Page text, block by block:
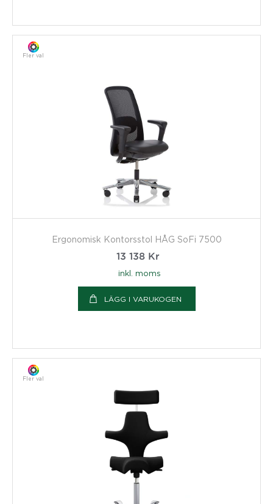
Fler val
Ergonomisk Kontorsstol HÅG SoFi 7500
13 138 Kr
inkl. moms
LÄGG I VARUKOGEN
Fler val